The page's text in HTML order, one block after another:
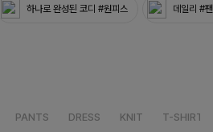
하나로 완성된 코디 #원피스 데일리 #
PANTS DRESS KNIT T-SHIRT